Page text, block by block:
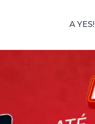
A YES!